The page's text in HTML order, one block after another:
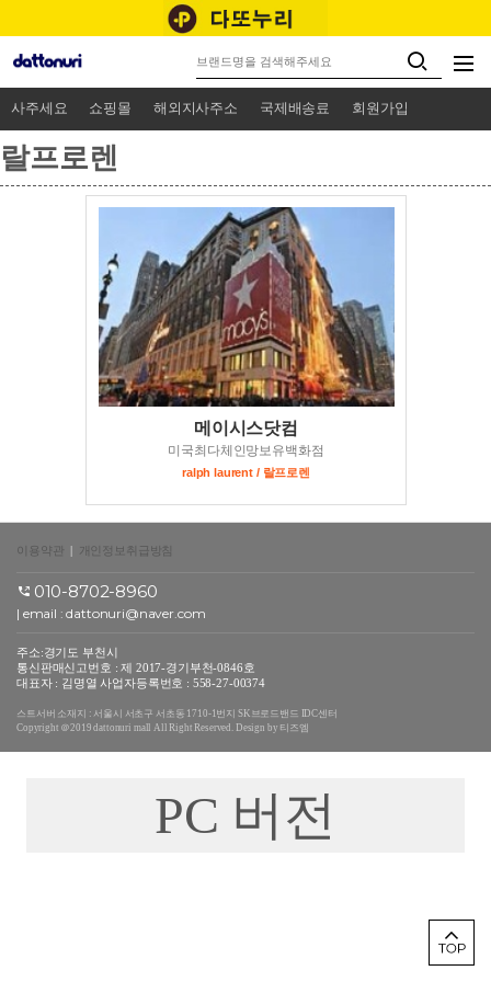
사주세요 쇼핑몰 해외지사주소 국제배송료 회원가입
랄프로렌
메이시스닷컴
미국최다체인망보유백화점
ralph laurent / 랄프로렌
이용약관 | 개인정보취급방침
010-8702-8960
| email :dattonuri@naver.com
주소:경기도 부천시
통신판매신고번호 : 제 2017-경기부천-0846호
대표자 : 김명열 사업자등록번호 : 558-27-00374
스트서버 소재지 : 서울시 서초구 서초동 1710-1번지 SK브로드밴드 IDC센터
Copyright ＠2019 dattonuri mall All Right Reserved. Design by 티즈엠
PC 버전